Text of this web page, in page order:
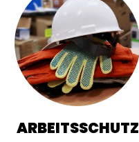
ARBEITSSCHUTZ